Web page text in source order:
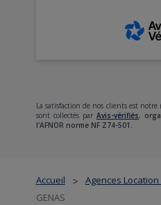
Accueil > Agences
GENAS
La satisfaction de nos clients est
sont collectés par Avis-vérifiés,
l'AFNOR norme NF Z74-501.